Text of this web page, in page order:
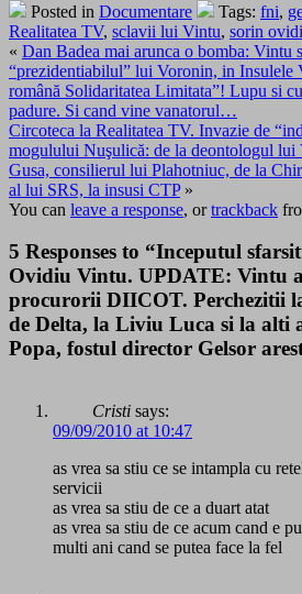
Posted in Documentare Tags: fni,
Realitatea TV, sclavii lui Vintu, sorin
« Dan Badea mai arunca o bomba: Vintu
“prezidentiabilul” lui Voronin, in
română Solidaritatea Limitata”! Lupu si
padure. Si cand vine vanatorul…
Circoteca la Realitatea TV. Invazie de
mogulului Nuşulică: de la deontologul lui
Gusa, consilierul lui Plahotniuc, de la
al lui SRS, la insusi CTP»
You can leave a response, ortrackback
5 Responses to “Inceputul
Ovidiu Vintu. UPDATE: Vintu
procurorii DIICOT. Perchezitii
de Delta, la Liviu Luca si la alti
Popa, fostul director Gelsor
Cristi says:
09/09/2010 at 10:47
as vrea sa stiu ce se intampla cu
servicii
as vrea sa stiu de ce a duart atat
as vrea sa stiu de ce acum cand e
multi ani cand se putea face la fel